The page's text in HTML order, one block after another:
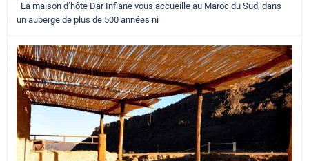
La maison d’hôte Dar Infiane vous accueille au Maroc du Sud, dans
un auberge de plus de 500 années ni